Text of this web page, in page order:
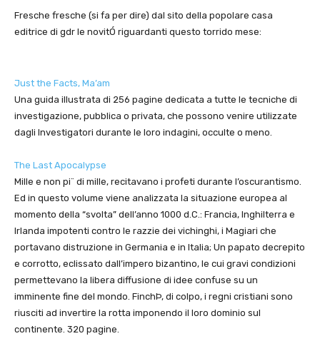
Fresche fresche (si fa per dire) dal sito della popolare casa
editrice di gdr le novitÓ riguardanti questo torrido mese:
Just the Facts, Ma’am
Una guida illustrata di 256 pagine dedicata a tutte le tecniche di
investigazione, pubblica o privata, che possono venire utilizzate
dagli Investigatori durante le loro indagini, occulte o meno.
The Last Apocalypse
Mille e non pi¨ di mille, recitavano i profeti durante l’oscurantismo.
Ed in questo volume viene analizzata la situazione europea al
momento della “svolta” dell’anno 1000 d.C.: Francia, Inghilterra e
Irlanda impotenti contro le razzie dei vichinghi, i Magiari che
portavano distruzione in Germania e in Italia; Un papato decrepito
e corrotto, eclissato dall’impero bizantino, le cui gravi condizioni
permettevano la libera diffusione di idee confuse su un
imminente fine del mondo. FinchÞ, di colpo, i regni cristiani sono
riusciti ad invertire la rotta imponendo il loro dominio sul
continente. 320 pagine.